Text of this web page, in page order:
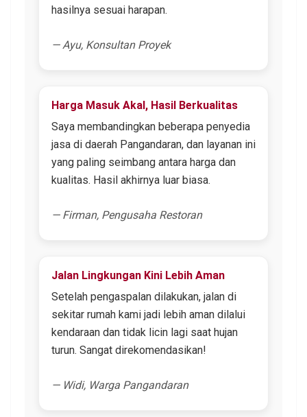
hasilnya sesuai harapan.
— Ayu, Konsultan Proyek
Harga Masuk Akal, Hasil Berkualitas
Saya membandingkan beberapa penyedia
jasa di daerah Pangandaran, dan layanan ini
yang paling seimbang antara harga dan
kualitas. Hasil akhirnya luar biasa.
— Firman, Pengusaha Restoran
Jalan Lingkungan Kini Lebih Aman
Setelah pengaspalan dilakukan, jalan di
sekitar rumah kami jadi lebih aman dilalui
kendaraan dan tidak licin lagi saat hujan
turun. Sangat direkomendasikan!
— Widi, Warga Pangandaran